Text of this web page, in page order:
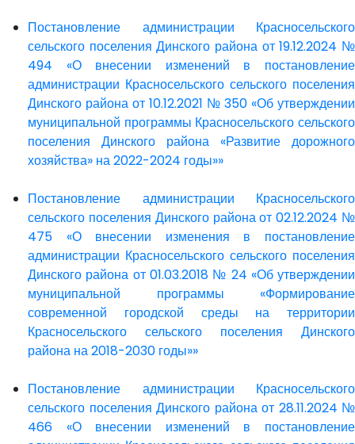
Постановление администрации Красносельского
сельского поселения Динского района от 19.12.2024 №
494 «О внесении изменений в постановление
администрации Красносельского сельского поселения
Динского района от 10.12.2021 № 350 «Об утверждении
муниципальной программы Красносельского сельского
поселения Динского района «Развитие дорожного
хозяйства» на 2022-2024 годы»»
Постановление администрации Красносельского
сельского поселения Динского района от 02.12.2024 №
475 «О внесении изменения в постановление
администрации Красносельского сельского поселения
Динского района от 01.03.2018 № 24 «Об утверждении
муниципальной программы «Формирование
современной городской среды на территории
Красносельского сельского поселения Динского
района на 2018-2030 годы»»
Постановление администрации Красносельского
сельского поселения Динского района от 28.11.2024 №
466 «О внесении изменений в постановление